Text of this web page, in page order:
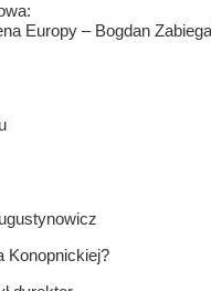
Europy – Bogdan
Konopnickiej?